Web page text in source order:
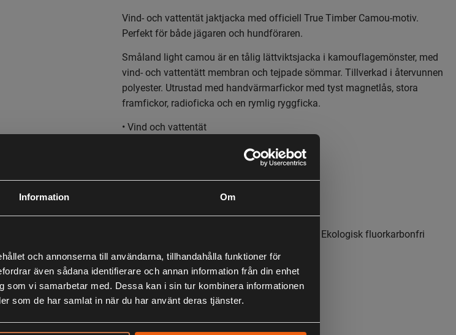
Information Om
och annonserna till användarna, tillhandahålla funktioner för
även sådana identifierare och annan information från din enhet
som vi samarbetar med. Dessa kan i sin tur kombinera informationen
som de har samlat in när du har använt deras tjänster.
Vind- och vattentät jaktjacka med officiell True Timber Camou-motiv.
Perfekt för både jägaren och hundföraren.
Småland light camou är en tålig lättviktsjacka i kamouflagemönster, med
vind- och vattentätt membran och tejpade sömmar. Tillverkad i återvunnen
polyester. Utrustad med handvärmarfickor med tyst magnetlås, stora
framfickor, radioficka och en rymlig ryggficka.
• Vind och vattentät
• Justerbar nedtill
• Eco Friendly Treatment: Bionic Finish® Eco - Ekologisk fluorkarbonfri
• Officiell True Timber Camou mönster